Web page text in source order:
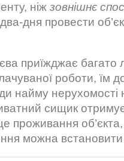
ніж зовнішнє
дня провести
приїжджає багато
роботи, їм
найму нерухомості
сищик
проживання
можна